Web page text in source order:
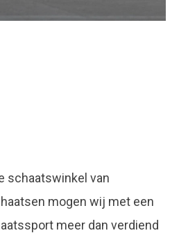
schaatswinkel van
mogen wij met een
meer dan verdiend